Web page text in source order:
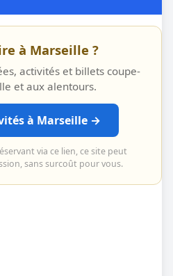
à Marseille ?
activités et billets coupe-
et aux alentours.
à Marseille →
via ce lien, ce site peut
sans surcoût pour vous.